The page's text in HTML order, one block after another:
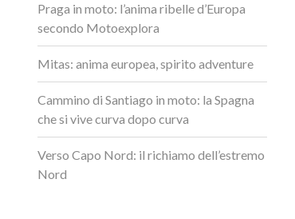
Praga in moto: l’anima ribelle d’Europa
secondo Motoexplora
Mitas: anima europea, spirito adventure
Cammino di Santiago in moto: la Spagna
che si vive curva dopo curva
Verso Capo Nord: il richiamo dell’estremo
Nord